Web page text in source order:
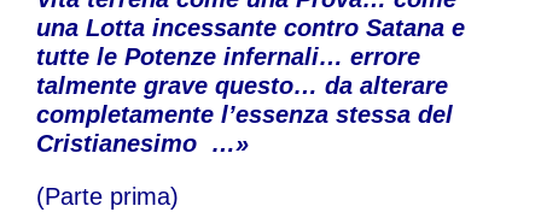
una Lotta incessante contro Satana e
tutte le Potenze infernali… errore
talmente grave questo… da alterare
completamente l’essenza stessa del
Cristianesimo …»
(Parte prima)